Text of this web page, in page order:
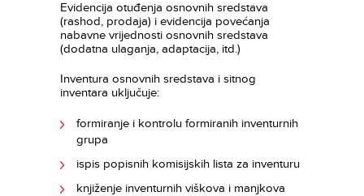
Evidencija otuđenja osnovnih sredstava
(rashod, prodaja) i evidencija povećanja
nabavne vrijednosti osnovnih sredstava
(dodatna ulaganja, adaptacija, itd.)
Inventura osnovnih sredstava i sitnog
inventara uključuje:
formiranje i kontrolu formiranih inventurnih
grupa
ispis popisnih komisijskih lista za inventuru
knjiženje inventurnih viškova i manjkova